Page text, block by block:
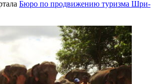
Бюро по продвижению туризма Шри-